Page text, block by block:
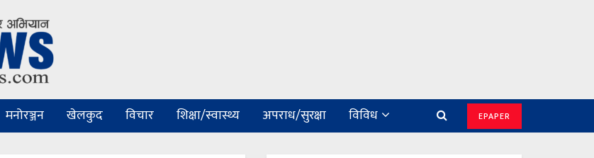
मनोरञ्जन खेलकुद विचार शिक्षा/स्वास्थ्य अपराध/सुरक्षा विविध EPAPER